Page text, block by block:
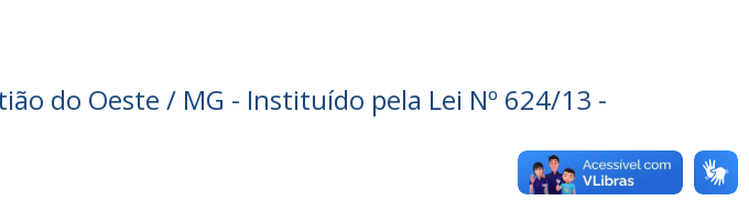
do Oeste / MG - Instituído pela Lei Nº 624/13 -